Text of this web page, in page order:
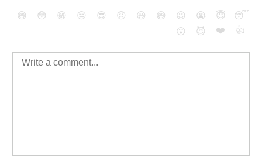
😄 😳 😁 😒 😎 😠 😆 😅 😉 😭 😇
😴
😮
😈 ❤️ 👍